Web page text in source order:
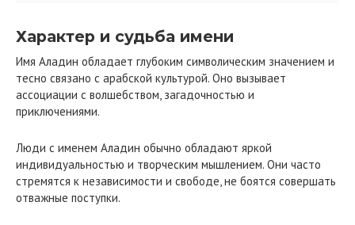
Характер и судьба имени
Имя Аладин обладает глубоким символическим значением и
тесно связано с арабской культурой. Оно вызывает
ассоциации с волшебством, загадочностью и
приключениями.
Люди с именем Аладин обычно обладают яркой
индивидуальностью и творческим мышлением. Они часто
стремятся к независимости и свободе, не боятся совершать
отважные поступки.